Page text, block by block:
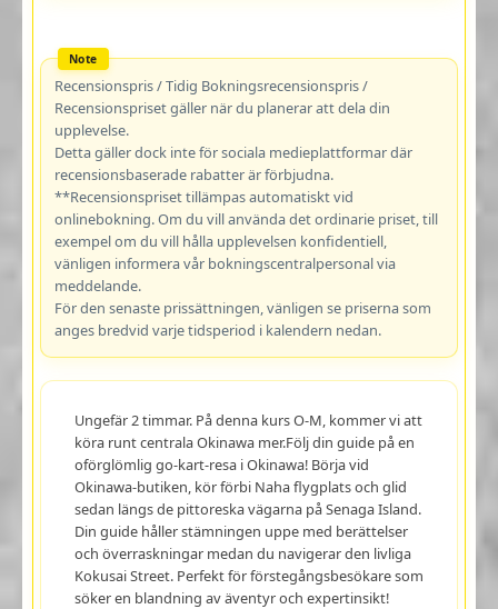
Recensionspris / Tidig Bokningsrecensionspris /
Recensionspriset gäller när du planerar att dela din
upplevelse.
Detta gäller dock inte för sociala medieplattformar där
recensionsbaserade rabatter är förbjudna.
**Recensionspriset tillämpas automatiskt vid
onlinebokning. Om du vill använda det ordinarie priset, till
exempel om du vill hålla upplevelsen konfidentiell,
vänligen informera vår bokningscentralpersonal via
meddelande.
För den senaste prissättningen, vänligen se priserna som
anges bredvid varje tidsperiod i kalendern nedan.
Ungefär 2 timmar. På denna kurs O-M, kommer vi att
köra runt centrala Okinawa mer.Följ din guide på en
oförglömlig go-kart-resa i Okinawa! Börja vid
Okinawa-butiken, kör förbi Naha flygplats och glid
sedan längs de pittoreska vägarna på Senaga Island.
Din guide håller stämningen uppe med berättelser
och överraskningar medan du navigerar den livliga
Kokusai Street. Perfekt för förstegångsbesökare som
söker en blandning av äventyr och expertinsikt!